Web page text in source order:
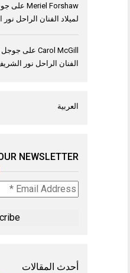
Meriel Forshaw على
لميلاد الفنان الراحل
Carol McGill على
الفنان الراحل نور
العربية
NEWSLETTER
Email
Address
أحدث المقالات